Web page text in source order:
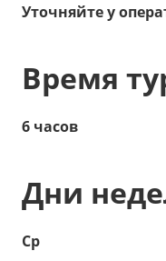
Уточняйте у
Время
6 часов
Дни
Ср